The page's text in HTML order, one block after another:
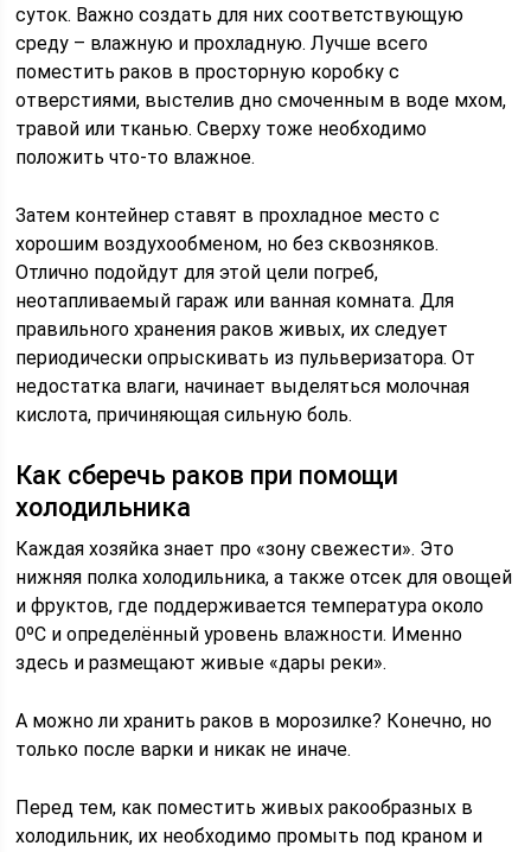
суток. Важно создать для них соответствующую
среду – влажную и прохладную. Лучше всего
поместить раков в просторную коробку с
отверстиями, выстелив дно смоченным в воде мхом,
травой или тканью. Сверху тоже необходимо
положить что-то влажное.
Затем контейнер ставят в прохладное место с
хорошим воздухообменом, но без сквозняков.
Отлично подойдут для этой цели погреб,
неотапливаемый гараж или ванная комната. Для
правильного хранения раков живых, их следует
периодически опрыскивать из пульверизатора. От
недостатка влаги, начинает выделяться молочная
кислота, причиняющая сильную боль.
Как сберечь раков при помощи
холодильника
Каждая хозяйка знает про «зону свежести». Это
нижняя полка холодильника, а также отсек для овощей
и фруктов, где поддерживается температура около
0ºС и определённый уровень влажности. Именно
здесь и размещают живые «дары реки».
А можно ли хранить раков в морозилке? Конечно, но
только после варки и никак не иначе.
Перед тем, как поместить живых ракообразных в
холодильник, их необходимо промыть под краном и